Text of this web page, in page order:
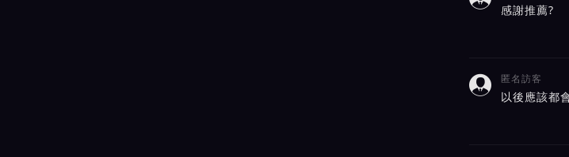
感謝推薦?
 匿名訪客
以後應該都